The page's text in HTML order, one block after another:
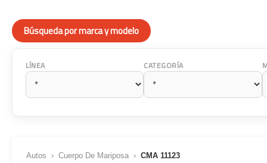
Búsqueda por marca y modelo
LÍNEA CATEGORÍA
Autos › Cuerpo De Mariposa› CMA 11123